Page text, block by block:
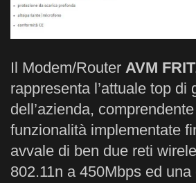
Il Modem/Router AVM
rappresenta l’attuale top di
dell’azienda,
funzionalità implementate
avvale di ben due reti
802.11n a 450Mbps ed